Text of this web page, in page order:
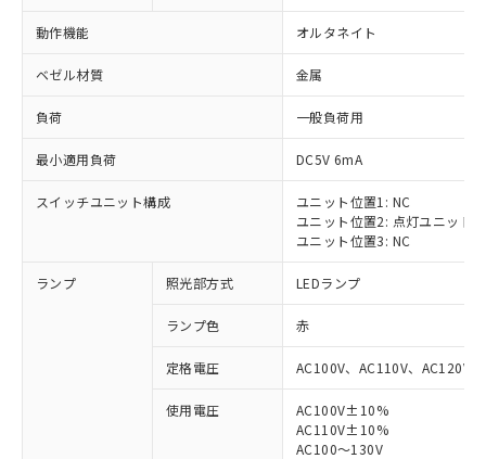
動作機能 オルタネイト
ベゼル材質 金属
負荷 一般負荷用
最小適用負荷 DC5V 6mA
スイッチユニット構成
ユニット位置1: NC
ユニット位置2: 点灯ユニット
ユニット位置3: NC
ランプ 照光部方式 LEDランプ
ランプ色 赤
定格電圧 AC100V、AC110V、AC120V
使用電圧
AC100V±10%
AC110V±10%
AC100～130V